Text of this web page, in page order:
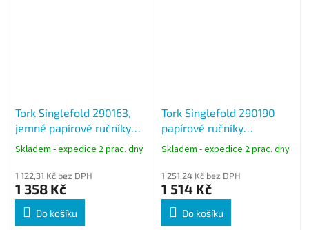
Tork Singlefold 290163,
jemné papírové ručníky
Advanced bílé, H3, 3750
Skladem - expedice 2 prac. dny
1 122,31 Kč bez DPH
1 358 Kč
Do košíku
Tork Singlefold 290190
papírové ručníky
splachovatelné bílé 2
vrstvé, H3, karton 15x200
ks
Skladem - expedice 2 prac. dny
1 251,24 Kč bez DPH
1 514 Kč
Do košíku